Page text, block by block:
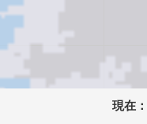
現在：